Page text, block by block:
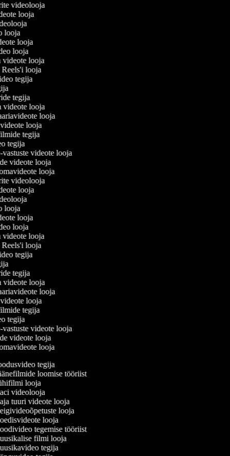
videolooja
looja
looja
looja
looja
videote looja
Reels'i looja
tegija
tegija
videote looja
looja
looja
tegija
tegija
vastuste videote looja
videote looja
looja
videolooja
looja
looja
looja
looja
videote looja
Reels'i looja
tegija
tegija
videote looja
looja
looja
tegija
tegija
vastuste videote looja
videote looja
looja
tegija
loomise tööriist
looja
videolooja
tuuri videote looja
looja
looja
tegemise tööriist
filmi looja
tegija